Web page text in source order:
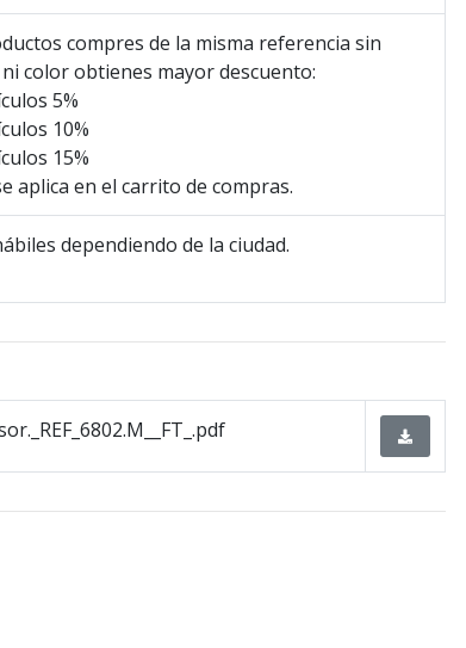
compres de la misma referencia sin
color obtienes mayor descuento:
5%
10%
15%
aplica en el carrito de compras.
dependiendo de la ciudad.